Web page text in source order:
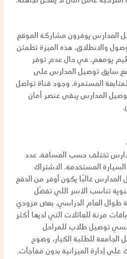
المدارسيوفرون مشاركة الموقع
والانطلاق. هذه الميزة تطمئن
يومهم. في حال عدم توفر
سايق توصيل المدارسعلى
المستمرة. وجود قناة تواصل
المدارسيبقى عنصر أمان
تختلف حسب المسافة، عدد
المستخدمة. الاشتراك
غالبًا يكون أوفر من الدفع
تناسب الأسر اللي تفضّل
طوال العام الدراسي. بعض مزودي
مرنة للعائلات التي لديها أكثر
توصيل طلاب للمراحل
الجامعةللطلبة الكبار، وضوح
على إدارة الميزانية بدون مفاجآت.